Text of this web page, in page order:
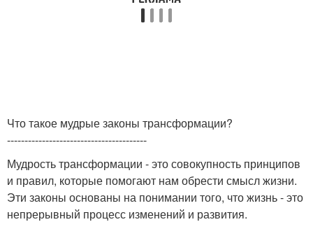
Что такое мудрые законы трансформации?
----------------------------------------
Мудрость трансформации - это совокупность принципов
и правил, которые помогают нам обрести смысл жизни.
Эти законы основаны на понимании того, что жизнь - это
непрерывный процесс изменений и развития.